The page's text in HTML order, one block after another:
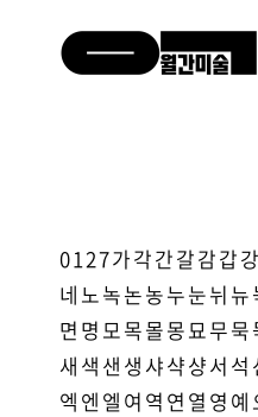
01 27가각간갈감갑강
네 노녹논농누눈뉘 뉴
면 명 모목몰몽묘무묵
새 색 샌 생 샤샥샹서 석
엑 엔 엘 여 역 연 열 영 예